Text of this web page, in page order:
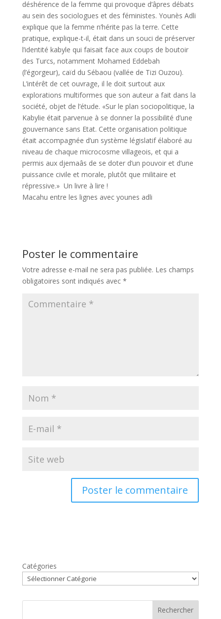
déshérence de la femme qui provoque d’âpres débats
au sein des sociologues et des féministes. Younès Adli
explique que la femme n’hérite pas la terre. Cette
pratique, explique-t-il, était dans un souci de préserver
l’identité kabyle qui faisait face aux coups de boutoir
des Turcs, notamment Mohamed Eddebah
(l’égorgeur), caïd du Sébaou (vallée de Tizi Ouzou).
L’intérêt de cet ouvrage, il le doit surtout aux
explorations multiformes que son auteur a fait dans la
société, objet de l’étude. «Sur le plan sociopolitique, la
Kabylie était parvenue à se donner la possibilité d’une
gouvernance sans Etat. Cette organisation politique
était accompagnée d’un système législatif élaboré au
niveau de chaque microcosme villageois, et qui a
permis aux djemaâs de se doter d’un pouvoir et d’une
puissance civile et morale, plutôt que militaire et
répressive.» Un livre à lire !
Macahu entre les lignes avec younes adli
Poster le commentaire
Votre adresse e-mail ne sera pas publiée. Les champs
obligatoires sont indiqués avec *
Catégories
Rechercher